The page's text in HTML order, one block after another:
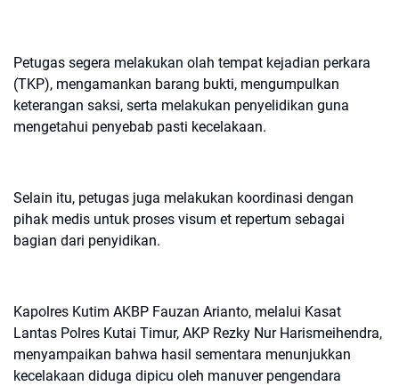
Petugas segera melakukan olah tempat kejadian perkara
(TKP), mengamankan barang bukti, mengumpulkan
keterangan saksi, serta melakukan penyelidikan guna
mengetahui penyebab pasti kecelakaan.
Selain itu, petugas juga melakukan koordinasi dengan
pihak medis untuk proses visum et repertum sebagai
bagian dari penyidikan.
Kapolres Kutim AKBP Fauzan Arianto, melalui Kasat
Lantas Polres Kutai Timur, AKP Rezky Nur Harismeihendra,
menyampaikan bahwa hasil sementara menunjukkan
kecelakaan diduga dipicu oleh manuver pengendara